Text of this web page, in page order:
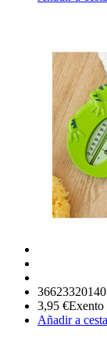
3,95 €
Añadir a cesta